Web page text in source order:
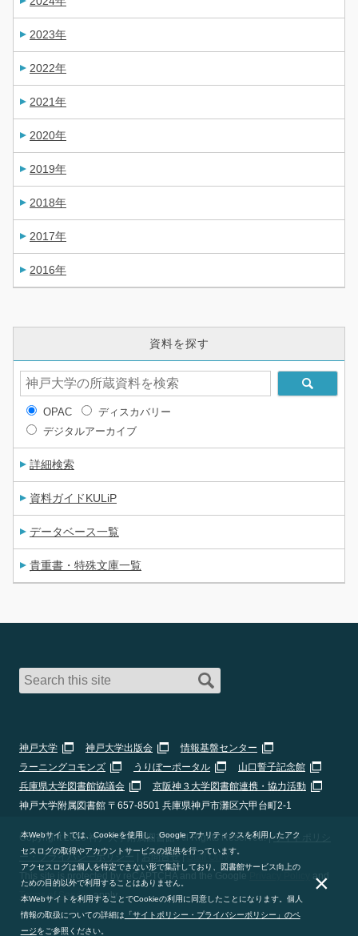
2023年
2022年
2021年
2020年
2019年
2018年
2017年
2016年
資料を探す
OPAC
ディスカバリー
デジタルアーカイブ
詳細検索
資料ガイドKULiP
データベース一覧
貴重書・特殊文庫一覧
神戸大学 神戸大学出版会
情報基盤センター
ラーニングコモンズ
うりぼーポータル
山口誓子記念館
兵庫県大学図書館協議会
京阪神３大学図書館連携・協力活動
神戸大学附属図書館 〒657-8501 兵庫県神戸市灘区六甲台町2-1
Copyright 2026 神戸大学附属図書館 All Rights Reserved. |サイトポリシ
ー・プライバシーポリシー
お問合せ| Staff Only
This site is protected by reCAPTCHA and the Google
and
Terms of Serviceapply.
本Webサイトでは、Cookieを使用し、Google アナリティクスを利用したアク
セスログの取得やアカウントサービスの提供を行っています。
アクセスログは個人を特定できない形で集計しており、図書館サービス向上の
ための目的以外で利用することはありません。
本Webサイトを利用することでCookieの利用に同意したことになります。個人
情報の取扱についての詳細は 「サイトポリシー・プライバシーポリシー」のペ
ージをご参照ください。
×